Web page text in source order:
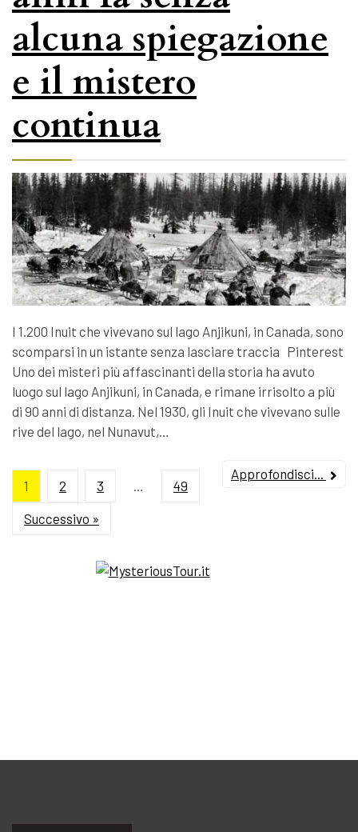
alcuna spiegazione
e il mistero
continua
I 1.200 Inuit che vivevano sul lago Anjikuni, in Canada, sono
scomparsi in un istante senza lasciare traccia Pinterest
Uno dei misteri più affascinanti della storia ha avuto
luogo sul lago Anjikuni, in Canada, e rimane irrisolto a più
di 90 anni di distanza. Nel 1930, gli Inuit che vivevano sulle
rive del lago, nel Nunavut,…
Approfondisci...
1 2 3 49
Successivo »